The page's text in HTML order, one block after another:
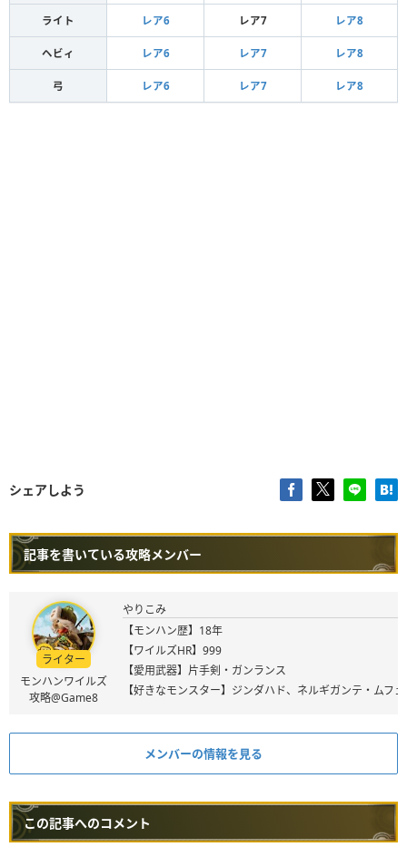
睡眠
睡眠弾
氷結弾
2
2
3
3
徹甲榴弾
火炎弾
2
2
3
3
ライト レア6 レア7 レア8
ヘビィ レア6 レア7 レア8
弓 レア6 レア7 レア8
シェアしよう
記事を書いている攻略メンバー
ライター
モンハンワイルズ
攻略@Game8
やりこみ
【モンハン歴】18年
【ワイルズHR】999
【愛用武器】片手剣・ガンランス
【好きなモンスター】ジンダハド、ネルギガンテ・ムフ
メンバーの情報を見る
この記事へのコメント